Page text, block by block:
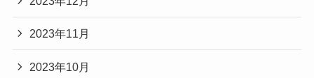
2023年11月
2023年10月